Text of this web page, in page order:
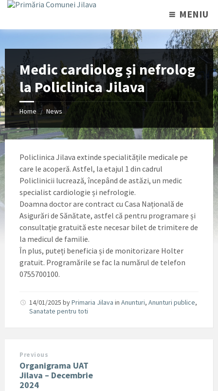
MENIU
Medic cardiolog și nefrolog
la Policlinica Jilava
Home / News
Policlinica Jilava extinde specialitățile medicale pe
care le acoperă. Astfel, la etajul 1 din cadrul
Policlinicii lucrează, începând de astăzi, un medic
specialist cardiologie și nefrologie.
Doamna doctor are contract cu Casa Națională de
Asigurări de Sănătate, astfel că pentru programare și
consultație gratuită este necesar bilet de trimitere de
la medicul de familie.
În plus, puteți beneficia și de monitorizare Holter
gratuit. Programările se fac la numărul de telefon
0755700100.
14/01/2025 byPrimaria Jilava in Anunturi, Anunturi publice,
Sanatate pentru toti
Previous
Organigrama UAT
Jilava – Decembrie
2024